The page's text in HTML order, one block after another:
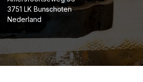
3751 LK Bunschoten
Nederland